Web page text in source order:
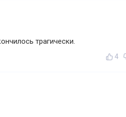
трагически.
4